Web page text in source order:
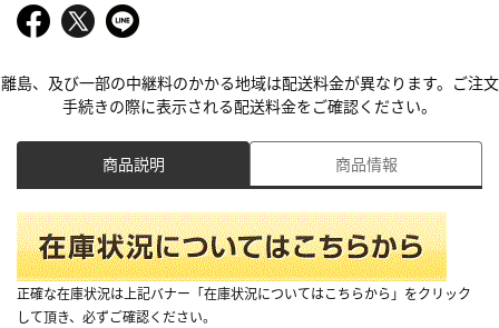
離島、及び一部の中継料のかかる地域は配送料金が異なります。ご注文
手続きの際に表示される配送料金をご確認ください。
商品説明 商品情報
正確な在庫状況は上記バナー「在庫状況についてはこちらから」をクリック
して頂き、必ずご確認ください。